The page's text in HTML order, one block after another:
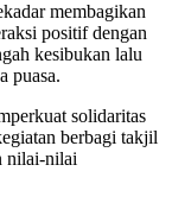
membagikan
positif dengan
kesibukan lalu
puasa.
solidaritas
berbagi takjil
nilai-nilai